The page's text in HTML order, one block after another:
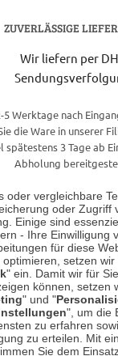
oder vergleichbare
oder Zugriff
Einige sind
- Ihre Einwilligung
für diese
setzen
" ein. Damit wir für
können, setzen
" und "
", um die
zu erfahren
zu erteilen. Mit
Sie dem
ZUVERLÄSSIGE
Wir liefern per
5 Werktage nach
die Ware in unserer
3 Tage ab
Abholung
Geschäft in
Auf dem
53340
Samstag 9:00
weitere